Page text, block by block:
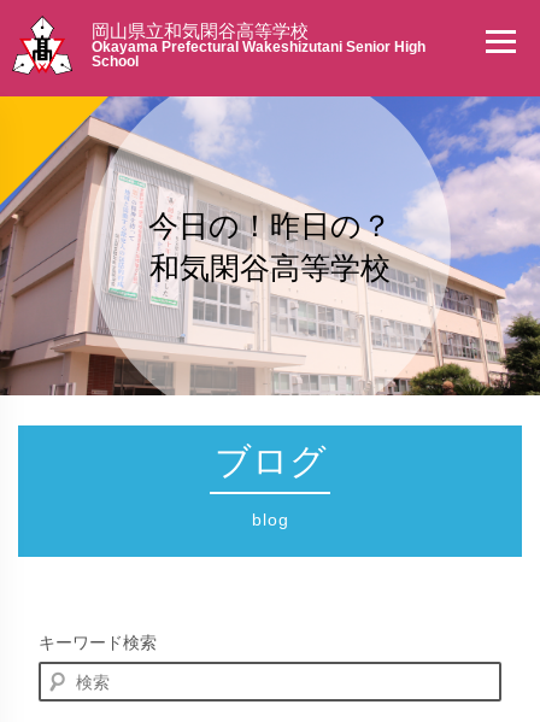
岡山県立和気閑谷高等学校
Okayama Prefectural Wakeshizutani Senior High
School
今日の！昨日の？
和気閑谷高等学校
ブログ
blog
キーワード検索